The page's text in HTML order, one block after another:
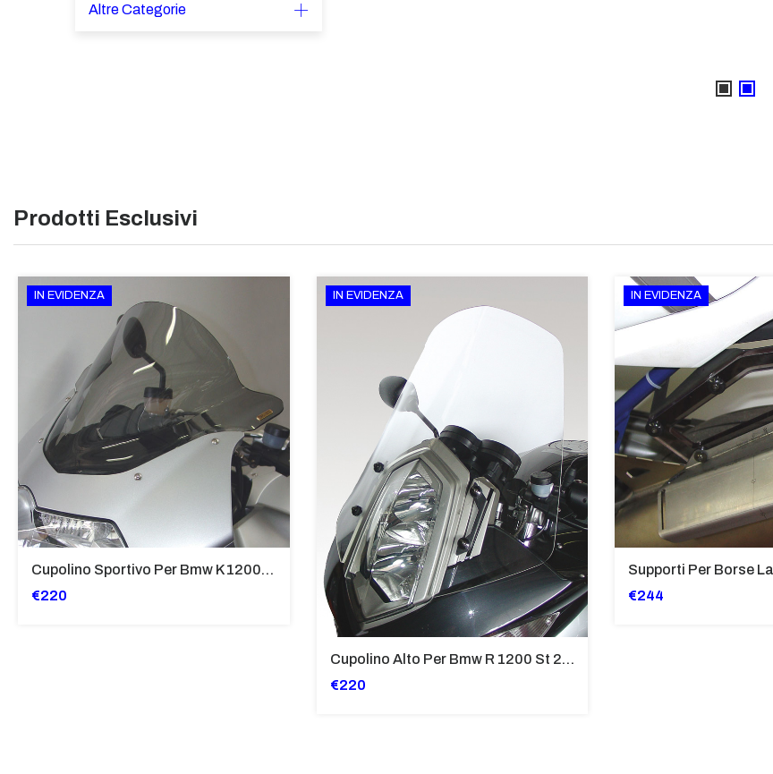
Altre Categorie
Prodotti Esclusivi
IN EVIDENZA
Cupolino Sportivo Per Bmw K 1200 R Sport 2005-07 TRASPARENTE - Sc967-T
€220
IN EVIDENZA
Cupolino Alto Per Bmw R 1200 St 2004 - 2007 TRASPARENTE - Sc950-T
€220
IN EVIDENZA
€244